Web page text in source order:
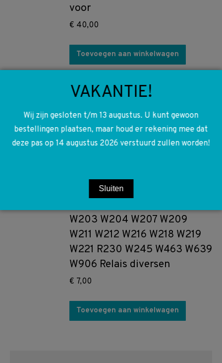
voor
€ 40,00
Toevoegen aan winkelwagen
A1637660264 1637660264
W163 ML Deurgreep links voor
binnenkant
€15,00
A0025422619 0025422619
W203 W204 W207 W209
W211 W212 W216 W218 W219
W221 R230 W245 W463 W639
W906 Relais diversen
€ 7,00
Toevoegen aan winkelwagen
VAKANTIE!
Wij zijn gesloten t/m 13 augustus. U kunt gewoon
bestellingen plaatsen, maar houd er rekening mee dat
deze pas op 14 augustus 2026 verstuurd zullen worden!
Sluiten